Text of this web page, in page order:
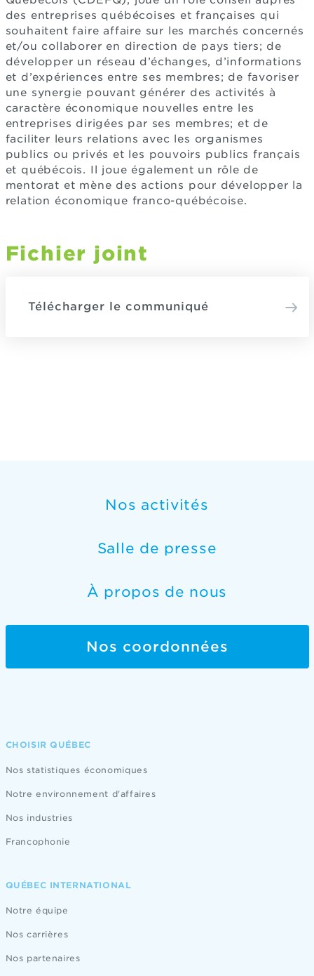
des entreprises québécoises et françaises qui
souhaitent faire affaire sur les marchés concernés
et/ou collaborer en direction de pays tiers; de
développer un réseau d’échanges, d’informations
et d’expériences entre ses membres; de favoriser
une synergie pouvant générer des activités à
caractère économique nouvelles entre les
entreprises dirigées par ses membres; et de
faciliter leurs relations avec les organismes
publics ou privés et les pouvoirs publics français
et québécois. Il joue également un rôle de
mentorat et mène des actions pour développer la
relation économique franco-québécoise.
Fichier joint
Télécharger le communiqué
Nos activités
Salle de presse
À propos de nous
Nos coordonnées
CHOISIR QUÉBEC
Nos statistiques économiques
Notre environnement d'affaires
Nos industries
Francophonie
QUÉBEC INTERNATIONAL
Notre équipe
Nos carrières
Nos partenaires